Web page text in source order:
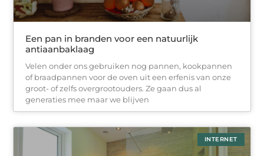
Een pan in branden voor een natuurlijk
antiaanbaklaag
Velen onder ons gebruiken nog pannen, kookpannen
of braadpannen voor de oven uit een erfenis van onze
groot- of zelfs overgrootouders. Ze gaan dus al
generaties mee maar we blijven
INTERNET